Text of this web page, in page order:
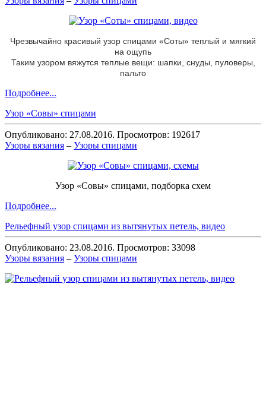
Чрезвычайно красивый узор спицами «Соты» теплый и мягкий
на ощупь
Таким узором вяжутся теплые вещи: шапки, снуды, пуловеры,
пальто
Подробнее...
Узор «Совы» спицами
Опубликовано: 27.08.2016. Просмотров: 192617
Узоры вязания – Узоры спицами
Узор «Совы» спицами, подборка схем
Подробнее...
Рельефный узор спицами из вытянутых петель, видео
Опубликовано: 23.08.2016. Просмотров: 33098
Узоры вязания – Узоры спицами